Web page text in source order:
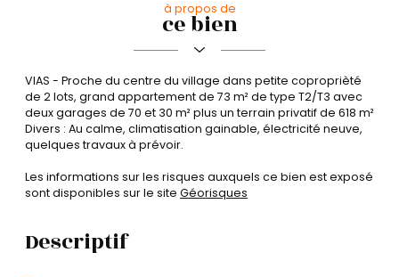
à propos de
ce bien
VIAS - Proche du centre du village dans petite coproprièté
de 2 lots, grand appartement de 73 m² de type T2/T3 avec
deux garages de 70 et 30 m² plus un terrain privatif de 618 m²
Divers : Au calme, climatisation gainable, électricité neuve,
quelques travaux à prévoir.
Les informations sur les risques auxquels ce bien est exposé
sont disponibles sur le site Géorisques
Descriptif